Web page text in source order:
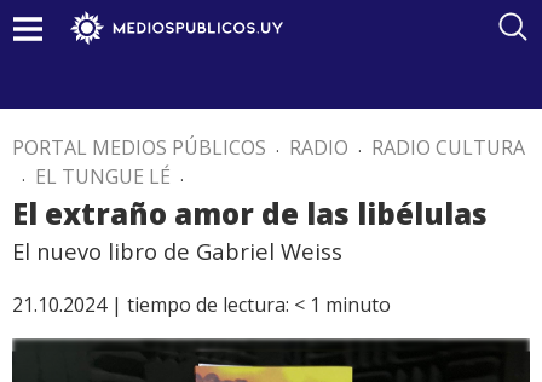
PORTAL MEDIOS PÚBLICOS . RADIO . RADIO CULTURA
. EL TUNGUE LÉ .
El extraño amor de las libélulas
El nuevo libro de Gabriel Weiss
21.10.2024 | tiempo de lectura: < 1 minuto